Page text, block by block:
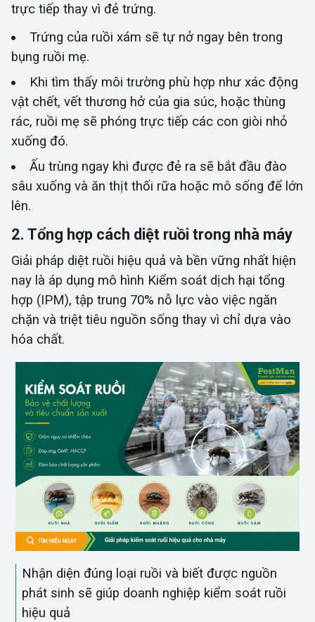
trực tiếp thay vì đẻ trứng.
Trứng của ruồi xám sẽ tự nở ngay bên trong
bụng ruồi mẹ.
Khi tìm thấy môi trường phù hợp như xác động
vật chết, vết thương hở của gia súc, hoặc thùng
rác, ruồi mẹ sẽ phóng trực tiếp các con giòi nhỏ
xuống đó.
Ấu trùng ngay khi được đẻ ra sẽ bắt đầu đào
sâu xuống và ăn thịt thối rữa hoặc mô sống để lớn
lên.
2. Tổng hợp cách diệt ruồi trong nhà máy
Giải pháp diệt ruồi hiệu quả và bền vững nhất hiện
nay là áp dụng mô hình Kiểm soát dịch hại tổng
hợp (IPM), tập trung 70% nỗ lực vào việc ngăn
chặn và triệt tiêu nguồn sống thay vì chỉ dựa vào
hóa chất.
Nhận diện đúng loại ruồi và biết được nguồn
phát sinh sẽ giúp doanh nghiệp kiểm soát ruồi
hiệu quả